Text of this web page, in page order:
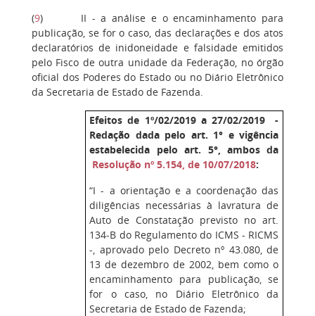
(9) II - a análise e o encaminhamento para
publicação, se for o caso, das declarações e dos atos
declaratórios de inidoneidade e falsidade emitidos
pelo Fisco de outra unidade da Federação, no órgão
oficial dos Poderes do Estado ou no Diário Eletrônico
da Secretaria de Estado de Fazenda.
Efeitos de 1º/02/2019 a 27/02/2019 -
Redação dada pelo art. 1° e vigência
estabelecida pelo art. 5°, ambos da
Resolução nº 5.154, de 10/07/2018:
“I - a orientação e a coordenação das
diligências necessárias à lavratura de
Auto de Constatação previsto no art.
134-B do Regulamento do ICMS - RICMS
-, aprovado pelo Decreto nº 43.080, de
13 de dezembro de 2002, bem como o
encaminhamento para publicação, se
for o caso, no Diário Eletrônico da
Secretaria de Estado de Fazenda;